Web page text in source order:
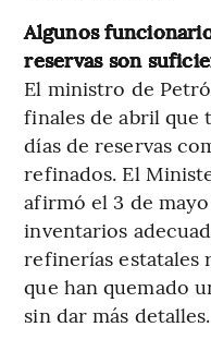
Algunos
reservas son
El ministro de
finales de abril que
días de reservas
refinados. El
afirmó el 3 de
inventarios
refinerías
que han quemado
sin dar más detalles.